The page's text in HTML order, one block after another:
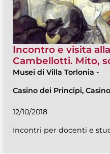
Incontro e visita
Cambellotti. Mito,
Musei di Villa Torlonia -
Casino dei Principi,
12/10/2018
Incontri per docenti e